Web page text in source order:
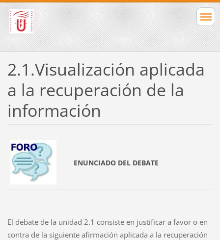
2.1.Visualización aplicada
a la recuperación de la
información
ENUNCIADO DEL DEBATE
El debate de la unidad 2.1 consiste en justificar a favor o en
contra de la siguiente afirmación aplicada a la recuperación